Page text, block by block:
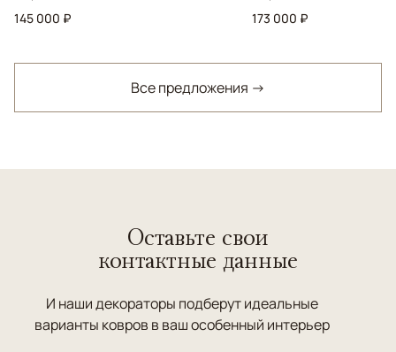
145 000 ₽
173 000 ₽
Все предложения →
Оставьте свои
контактные данные
И наши декораторы подберут идеальные
варианты ковров в ваш особенный интерьер